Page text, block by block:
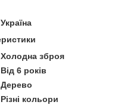
Україна
Холодна зброя
Від 6 років
Дерево
Різні кольори